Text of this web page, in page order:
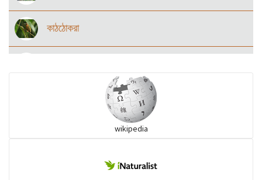
কাঠঠোকরা
কাস্তেচরা - চামচঠুটি
wikipedia